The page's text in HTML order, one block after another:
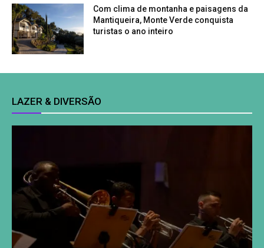
Com clima de montanha e paisagens da
Mantiqueira, Monte Verde conquista
turistas o ano inteiro
LAZER & DIVERSÃO